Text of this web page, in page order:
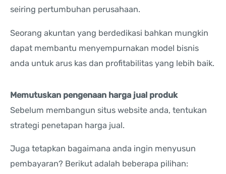
seiring pertumbuhan perusahaan.
Seorang akuntan yang berdedikasi bahkan mungkin
dapat membantu menyempurnakan model bisnis
anda untuk arus kas dan profitabilitas yang lebih baik.
Memutuskan pengenaan harga jual produk
Sebelum membangun situs website anda, tentukan
strategi penetapan harga jual.
Juga tetapkan bagaimana anda ingin menyusun
pembayaran? Berikut adalah beberapa pilihan: